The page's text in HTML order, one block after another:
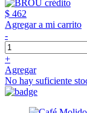
$ 462
Agregar a mi carrito
-
+
Agregar
No hay suficiente